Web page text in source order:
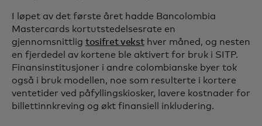
I løpet av det første året hadde Bancolombia
Mastercards kortutstedelsesrate en
gjennomsnittlig tosifret veksthver måned, og nesten
en fjerdedel av kortene ble aktivert for bruk i SITP.
Finansinstitusjoner i andre colombianske byer tok
også i bruk modellen, noe som resulterte i kortere
ventetider ved påfyllingskiosker, lavere kostnader for
billettinnkreving og økt finansiell inkludering.